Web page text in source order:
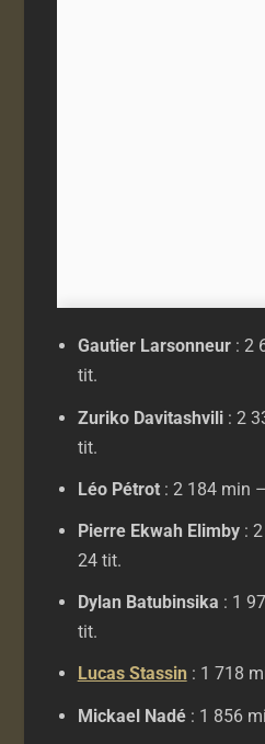
Gautier Larsonneur: 2
tit.
Zuriko Davitashvili: 2
tit.
Léo Pétrot: 2 184 min
Pierre Ekwah Elimby: 2
24 tit.
Dylan Batubinsika : 1
tit.
Lucas Stassin : 1 718
Mickael Nadé: 1 856